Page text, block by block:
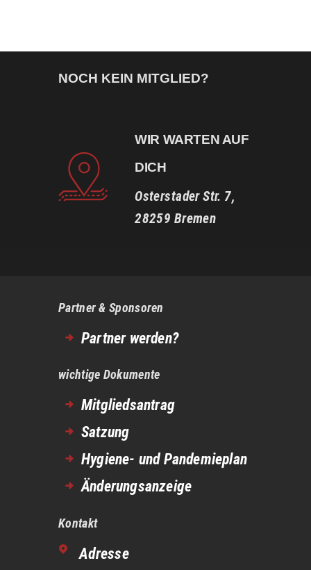
NOCH KEIN MITGLIED?
WIR WARTEN AUF
DICH
Osterstader Str. 7,
28259 Bremen
Partner & Sponsoren
Partner werden?
wichtige Dokumente
Mitgliedsantrag
Satzung
Hygiene- und Pandemieplan
Änderungsanzeige
Kontakt
Adresse